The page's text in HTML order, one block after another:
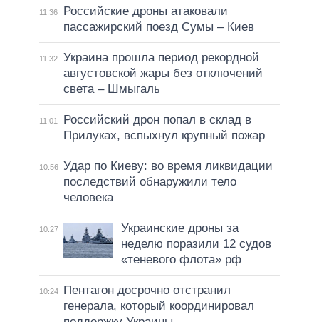
11:36
Российские дроны атаковали
пассажирский поезд Сумы – Киев
11:32
Украина прошла период рекордной
августовской жары без отключений
света – Шмыгаль
11:01
Российский дрон попал в склад в
Прилуках, вспыхнул крупный пожар
10:56 Удар по Киеву: во время ликвидации
последствий обнаружили тело
человека
10:27
Украинские дроны за
неделю поразили 12 судов
«теневого флота» рф
10:24
Пентагон досрочно отстранил
генерала, который координировал